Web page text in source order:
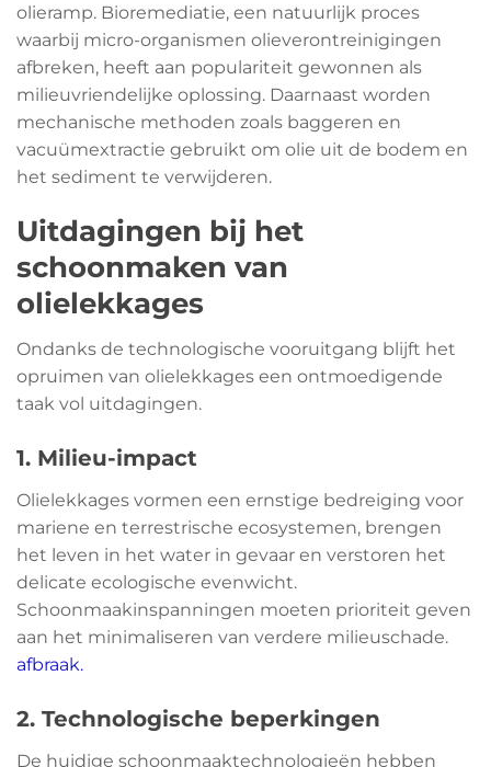
olieramp. Bioremediatie, een natuurlijk proces
waarbij micro-organismen olieverontreinigingen
afbreken, heeft aan populariteit gewonnen als
milieuvriendelijke oplossing. Daarnaast worden
mechanische methoden zoals baggeren en
vacuümextractie gebruikt om olie uit de bodem en
het sediment te verwijderen.
Uitdagingen bij het
schoonmaken van
olielekkages
Ondanks de technologische vooruitgang blijft het
opruimen van olielekkages een ontmoedigende
taak vol uitdagingen.
1. Milieu-impact
Olielekkages vormen een ernstige bedreiging voor
mariene en terrestrische ecosystemen, brengen
het leven in het water in gevaar en verstoren het
delicate ecologische evenwicht.
Schoonmaakinspanningen moeten prioriteit geven
aan het minimaliseren van verdere milieuschade.
afbraak.
2. Technologische beperkingen
De huidige schoonmaaktechnologieën hebben